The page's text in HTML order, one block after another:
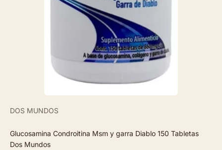
DOS MUNDOS
Glucosamina Condroitina Msm y garra Diablo 150 Tabletas
Dos Mundos